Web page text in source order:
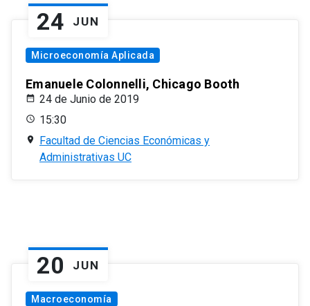
24 JUN
Microeconomía Aplicada
Emanuele Colonnelli, Chicago Booth
24 de Junio de 2019
15:30
Facultad de Ciencias Económicas y
Administrativas UC
20 JUN
Macroeconomía